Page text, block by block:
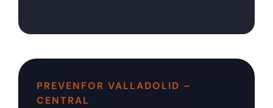
PREVENFOR VALLADOLID –
CENTRAL